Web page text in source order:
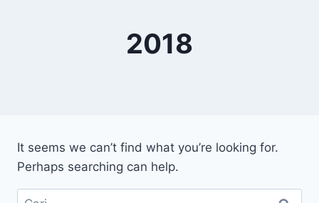
2018
It seems we can’t find what you’re looking for.
Perhaps searching can help.